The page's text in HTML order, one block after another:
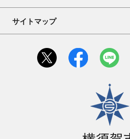
サイトマップ
横須賀市